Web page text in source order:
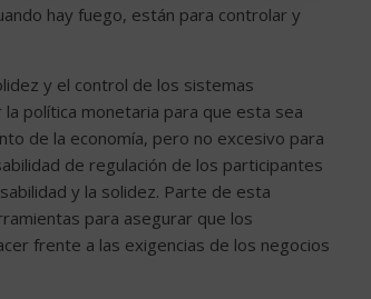
hay fuego, están para controlar y
y el control de los sistemas
política monetaria para que esta sea
de la economía, pero no excesivo para
de regulación de los participantes
y la solidez. Parte de esta
para asegurar que los
frente a las exigencias de los negocios